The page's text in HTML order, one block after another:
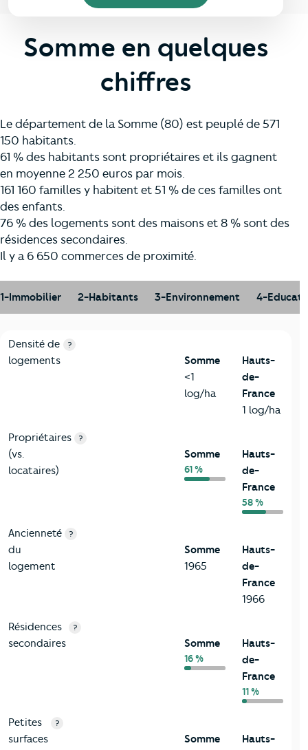
Somme en quelques
chiffres
Le département de la Somme (80) est peuplé de 571
150 habitants.
61 % des habitants sont propriétaires et ils gagnent
en moyenne 2 250 euros par mois.
161 160 familles y habitent et 51 % de ces familles ont
des enfants.
76 % des logements sont des maisons et 8 % sont des
résidences secondaires.
Il y a 6 650 commerces de proximité.
1-Immobilier 2-Habitants 3-Environnement 4-
1-Immobilier
Critères Somme
Densité de
logements
?
Somme
<1
log/ha
Hauts-
de-
France
1 log/ha
Propriétaires
(vs.
locataires)
?
Somme
61 %
Hauts-
de-
France
58 %
Ancienneté
du
logement
?
Somme
1965
Hauts-
de-
France
1966
Résidences
secondaires
?
Somme
16 %
Hauts-
de-
France
11 %
Petites
surfaces
?
Somme
Hauts-